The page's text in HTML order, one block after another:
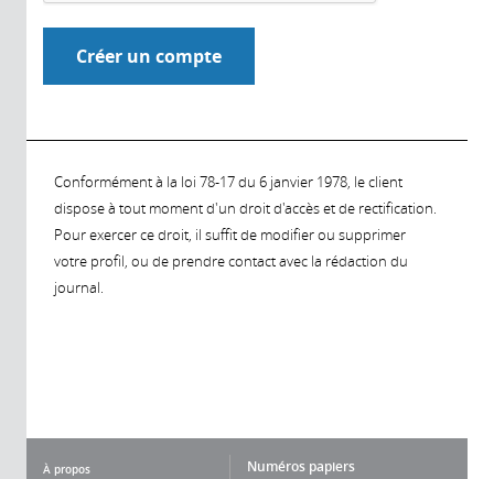
Conformément à la loi 78-17 du 6 janvier 1978, le client
dispose à tout moment d'un droit d'accès et de rectification.
Pour exercer ce droit, il suffit de modifier ou supprimer
votre profil, ou de prendre contact avec la rédaction du
journal.
À propos
Numéros papiers